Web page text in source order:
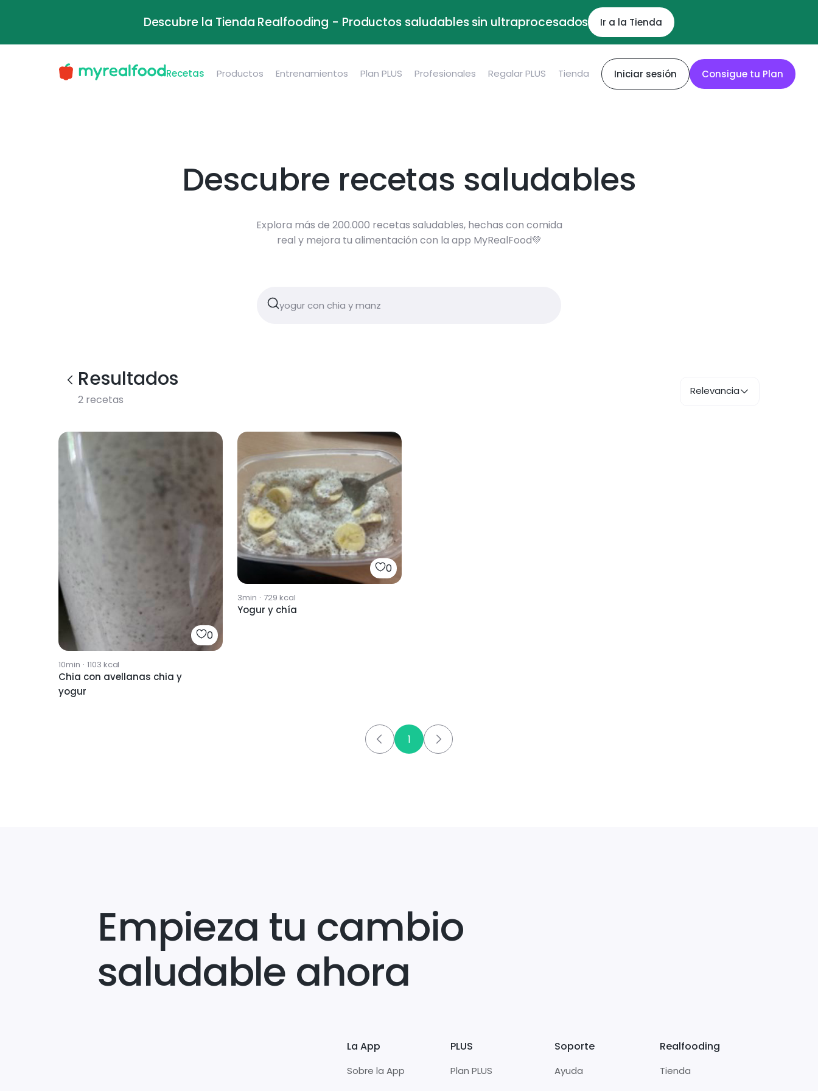
Descubre la Tienda Realfooding - Productos saludables sin ultraprocesados Ir a la Tienda
Recetas Productos Entrenamientos Plan PLUS Profesionales Regalar PLUS Tienda Iniciar sesión Consigue tu Plan
Descubre recetas saludables
Explora más de 200.000 recetas saludables, hechas con comida
real y mejora tu alimentación con la app MyRealFood💚
Resultados
2 recetas
Relevancia
0
10min · 1103 kcal
Chia con avellanas chia y
yogur
0
3min · 729 kcal
Yogur y chía
1
Empieza tu cambio
saludable ahora
La App
Sobre la App
PLUS
Plan PLUS
Soporte
Ayuda
Realfooding
Tienda